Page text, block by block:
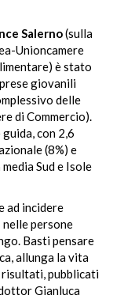
Salerno(sulla
Unioncamere
è stato
giovanili
delle
di Commercio).
con 2,6
(8%) e
Sud e Isole
ad incidere
persone
Basti pensare
allunga la vita
risultati, pubblicati
Gianluca